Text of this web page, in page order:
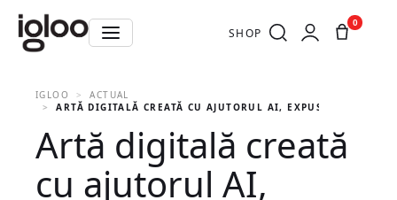
SHOP
0
IGLOO
ACTUAL
ARTĂ DIGITALĂ CREATĂ CU AJUTORUL AI, EXPUSĂ
Artă digitală creată
cu ajutorul AI,